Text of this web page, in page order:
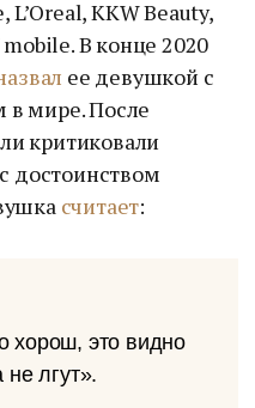
L’Oreal, KKW Beauty,
В конце 2020
ее девушкой с
мире. После
критиковали
достоинством
считает:
хорош, это видно
не лгут».